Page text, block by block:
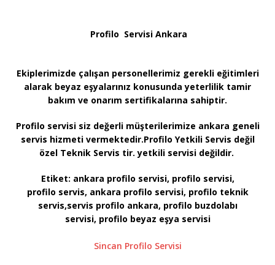
Profilo Servisi Ankara
Ekiplerimizde çalışan personellerimiz gerekli eğitimleri
alarak beyaz eşyalarınız konusunda yeterlilik tamir
bakım ve onarım sertifikalarına sahiptir.
Profilo servisi siz değerli müşterilerimize ankara geneli
servis hizmeti vermektedir.Profilo Yetkili Servis değil
özel Teknik Servis tir. yetkili servisi değildir.
Etiket: ankara profilo servisi, profilo servisi,
profilo servis, ankara profilo servisi, profilo teknik
servis,servis profilo ankara, profilo buzdolabı
servisi, profilo beyaz eşya servisi
Sincan Profilo Servisi